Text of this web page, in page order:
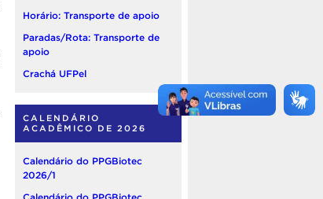
Horário: Transporte de apoio
Paradas/Rota: Transporte de
apoio
Crachá UFPel
CALENDÁRIO
ACADÊMICO DE 2026
Calendário do PPGBiotec
2026/1